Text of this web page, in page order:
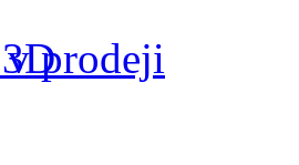
prodeji